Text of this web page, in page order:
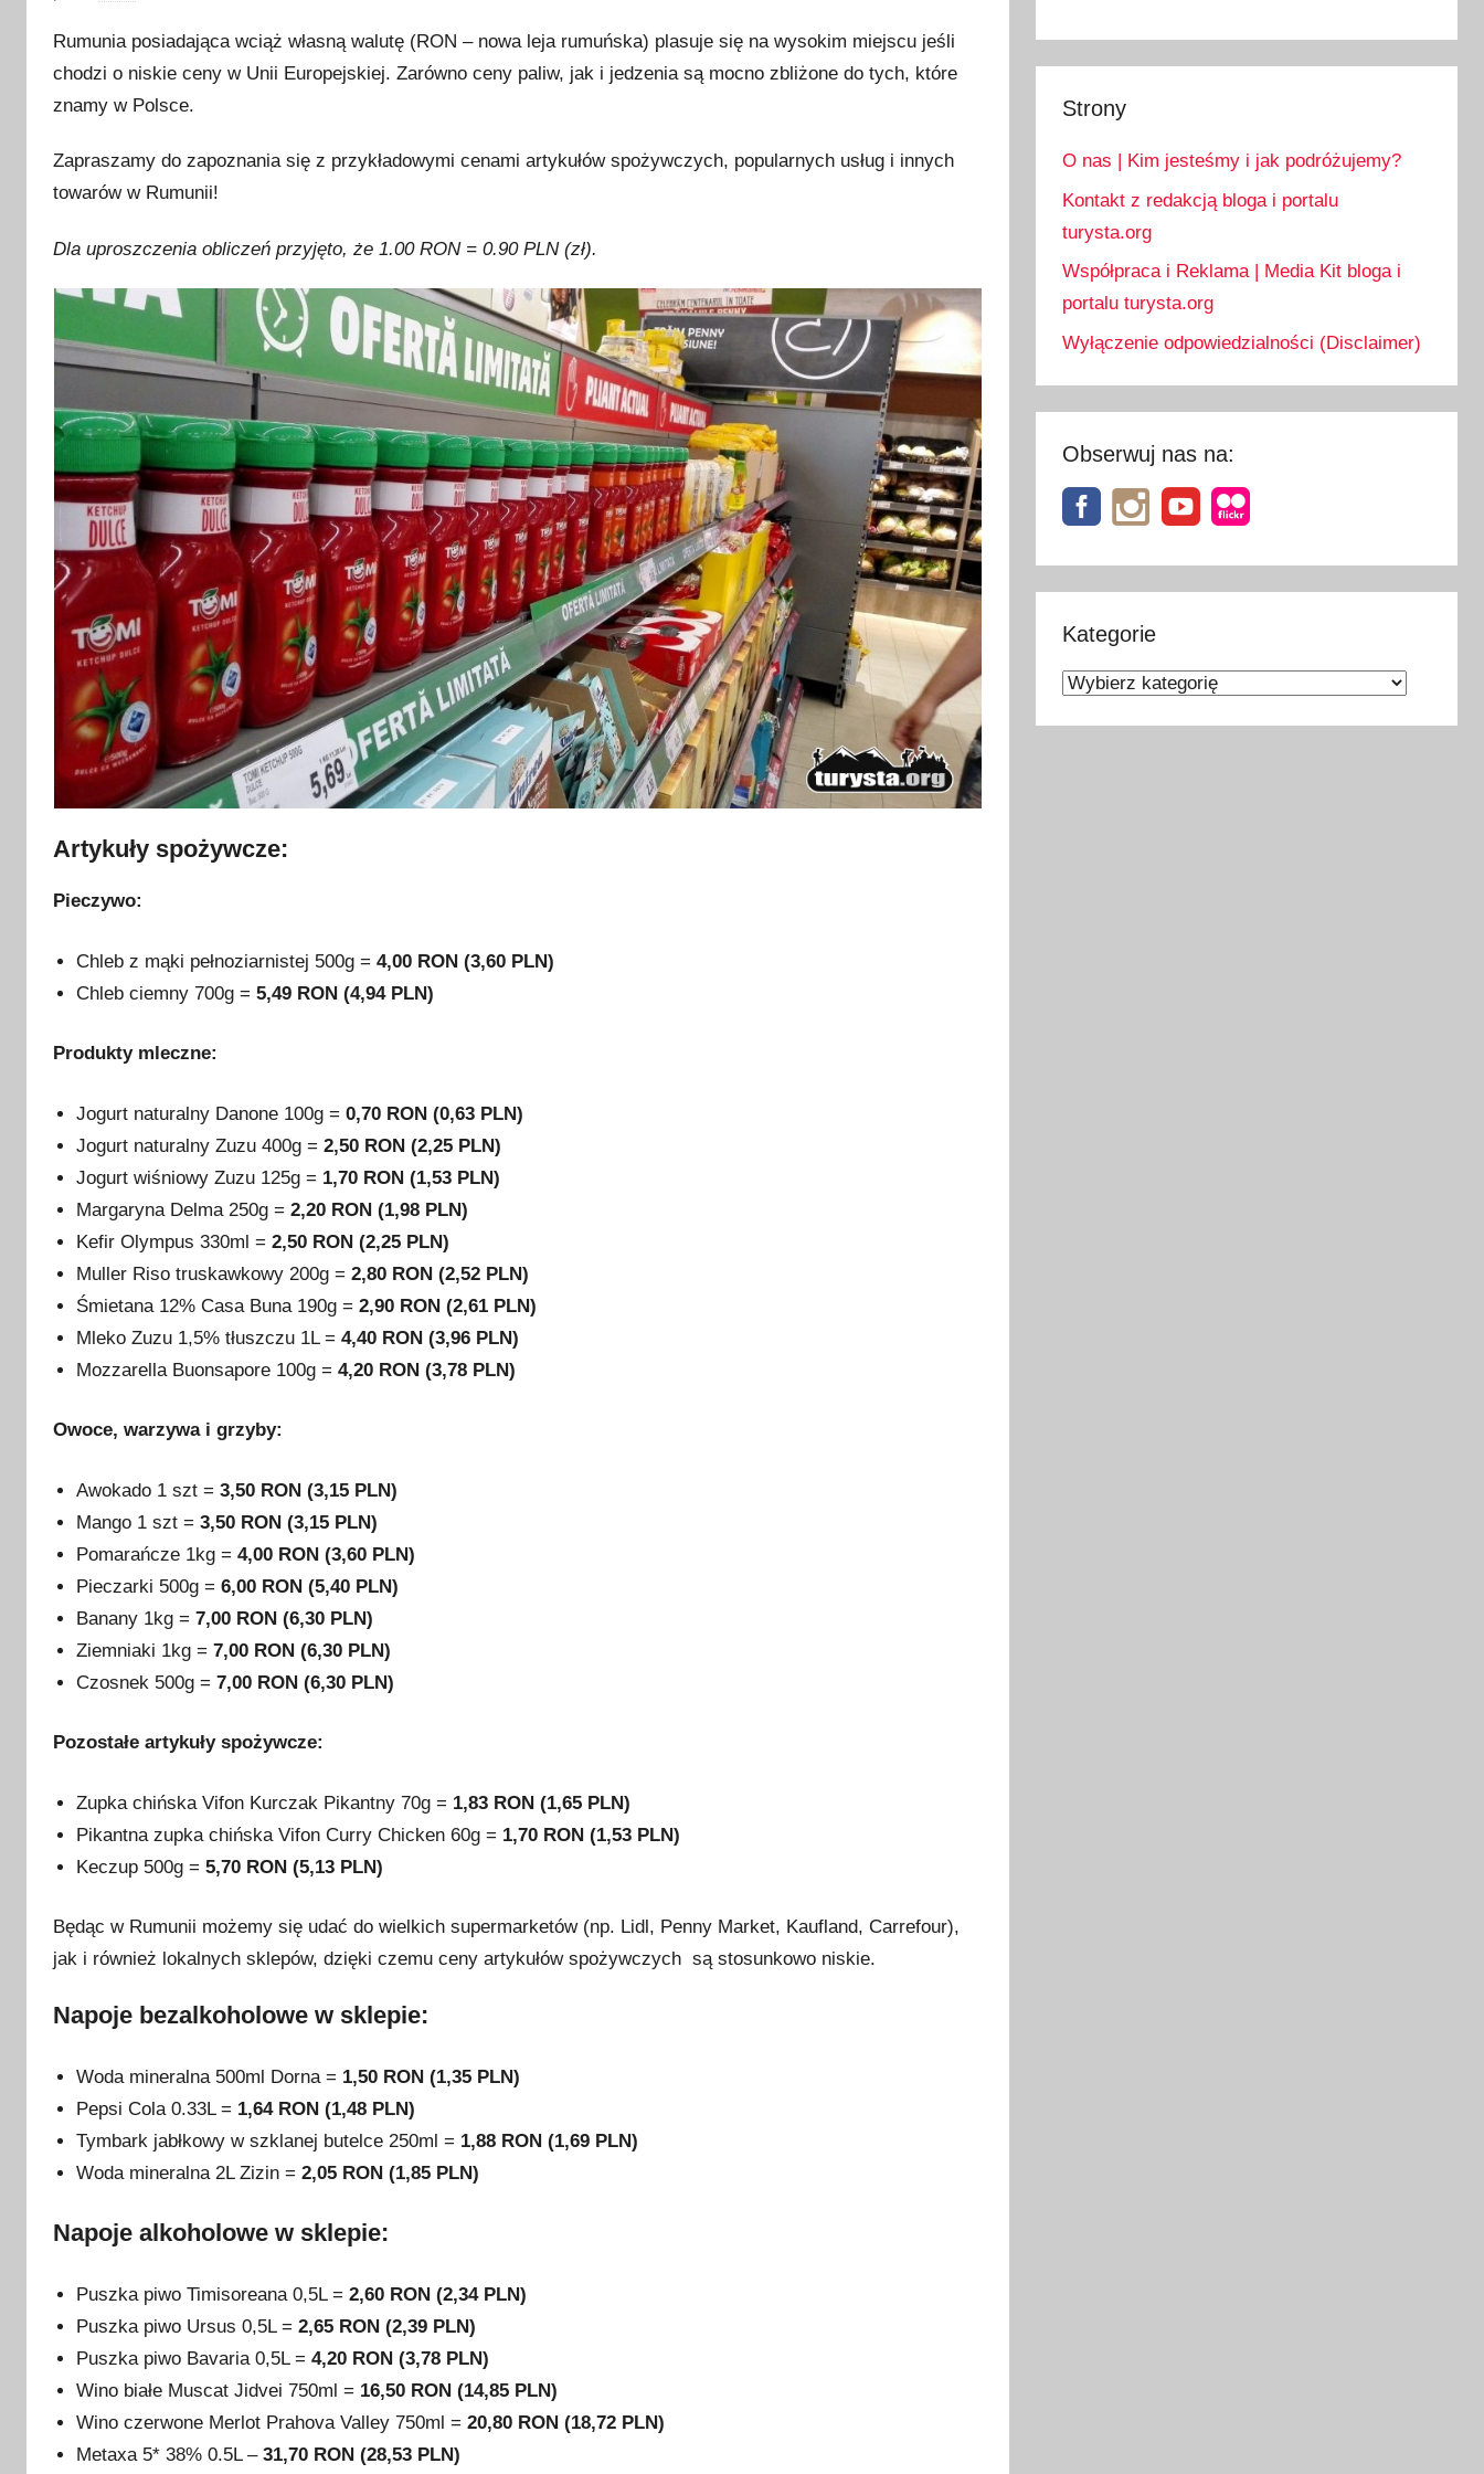
u
b
l
k
o
a
5
l
p
c
a
2
2
2
Rumunia posiadająca wciąż własną walutę (RON – nowa leja rumuńska) plasuje się na wysokim miejscu jeśli
chodzi o niskie ceny w Unii Europejskiej. Zarówno ceny paliw, jak i jedzenia są mocno zbliżone do tych, które
znamy w Polsce.
Zapraszamy do zapoznania się z przykładowymi cenami artykułów spożywczych, popularnych usług i innych
towarów w Rumunii!
Dla uproszczenia obliczeń przyjęto, że 1.00 RON = 0.90 PLN (zł).
Artykuły spożywcze:
Pieczywo:
Chleb z mąki pełnoziarnistej 500g =4,00 RON (3,60 PLN)
Chleb ciemny 700g =5,49 RON (4,94 PLN)
Produkty mleczne:
Jogurt naturalny Danone 100g =0,70 RON (0,63 PLN)
Jogurt naturalny Zuzu 400g =2,50 RON (2,25 PLN)
Jogurt wiśniowy Zuzu 125g = 1,70 RON (1,53 PLN)
Margaryna Delma 250g =2,20 RON (1,98 PLN)
Kefir Olympus 330ml =2,50 RON (2,25 PLN)
Muller Riso truskawkowy 200g =2,80 RON (2,52 PLN)
Śmietana 12% Casa Buna 190g =2,90 RON (2,61 PLN)
Mleko Zuzu 1,5% tłuszczu 1L =4,40 RON (3,96 PLN)
Mozzarella Buonsapore 100g =4,20 RON (3,78 PLN)
Owoce, warzywa i grzyby:
Awokado 1 szt =3,50 RON (3,15 PLN)
Mango 1 szt =3,50 RON (3,15 PLN)
Pomarańcze 1kg =4,00 RON (3,60 PLN)
Pieczarki 500g =6,00 RON (5,40 PLN)
Banany 1kg =7,00 RON (6,30 PLN)
Ziemniaki 1kg =7,00 RON (6,30 PLN)
Czosnek 500g =7,00 RON (6,30 PLN)
Pozostałe artykuły spożywcze:
Zupka chińska Vifon Kurczak Pikantny 70g = 1,83 RON (1,65 PLN)
Pikantna zupka chińska Vifon Curry Chicken 60g = 1,70 RON (1,53 PLN)
Keczup 500g =5,70 RON (5,13 PLN)
Będąc w Rumunii możemy się udać do wielkich supermarketów (np. Lidl, Penny Market, Kaufland, Carrefour),
jak i również lokalnych sklepów, dzięki czemu ceny artykułów spożywczych są stosunkowo niskie.
Napoje bezalkoholowe w sklepie:
Woda mineralna 500ml Dorna = 1,50 RON (1,35 PLN)
Pepsi Cola 0.33L = 1,64 RON (1,48 PLN)
Tymbark jabłkowy w szklanej butelce 250ml = 1,88 RON (1,69 PLN)
Woda mineralna 2L Zizin =2,05 RON (1,85 PLN)
Napoje alkoholowe w sklepie:
Puszka piwo Timisoreana 0,5L =2,60 RON (2,34 PLN)
Puszka piwo Ursus 0,5L =2,65 RON (2,39 PLN)
Puszka piwo Bavaria 0,5L =4,20 RON (3,78 PLN)
Wino białe Muscat Jidvei 750ml = 16,50 RON (14,85 PLN)
Wino czerwone Merlot Prahova Valley 750ml =20,80 RON (18,72 PLN)
Metaxa 5* 38% 0.5L –31,70 RON (28,53 PLN)
Strony
O nas | Kim jesteśmy i jak podróżujemy?
Kontakt z redakcją bloga i portalu
turysta.org
Współpraca i Reklama | Media Kit bloga i
portalu turysta.org
Wyłączenie odpowiedzialności (Disclaimer)
Obserwuj nas na:
Kategorie
Kategorie